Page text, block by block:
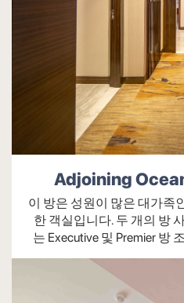
화재 경보 및 연기 경보
룸서비스
객실 내 서비스
로맨틱 장식(요청 시/
생일 장식(요청 시/추
요청 시 엑스트라 베드
이브닝 메이크오버 서
Adjoining
이 방은 성원이 많은 대가족
한 객실입니다. 두 개의 방
는 Executive 및 Premier 방
양 공간을